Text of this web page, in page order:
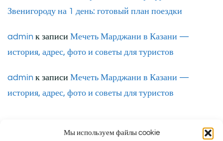
Мы используем файлы cookie
Звенигороду на 1 день: готовый план поездки
admin к записи Мечеть Марджани в Казани —
история, адрес, фото и советы для туристов
admin к записи Мечеть Марджани в Казани —
история, адрес, фото и советы для туристов